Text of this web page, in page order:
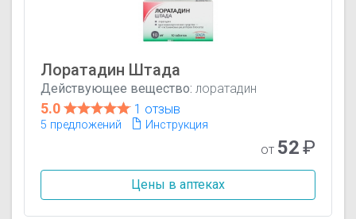
Лоратадин Штада
Действующее вещество: лоратадин
5.0 1 отзыв
5 предложений Инструкция
от 52₽
Цены в аптеках